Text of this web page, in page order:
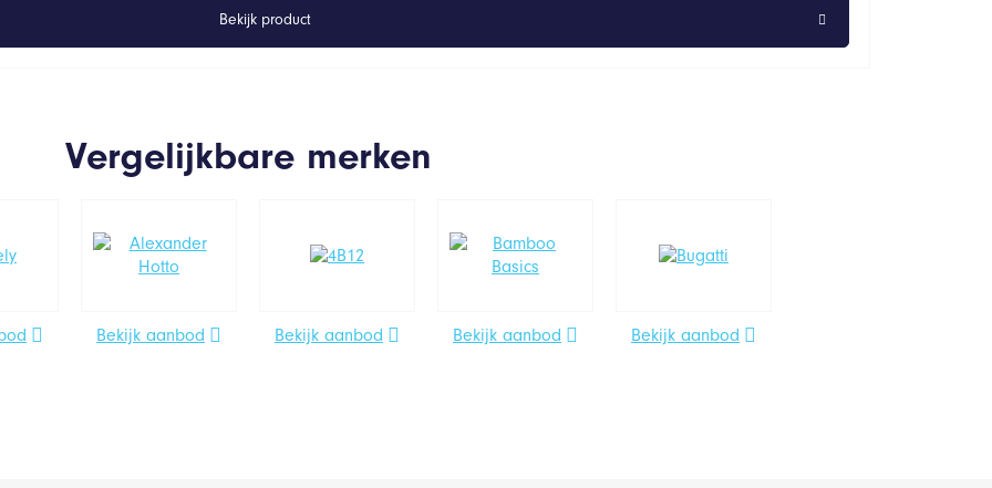
Bekijk product
Vergelijkbare merken
Bekijk aanbod Bekijk aanbod Bekijk aanbod Bekijk aanbod